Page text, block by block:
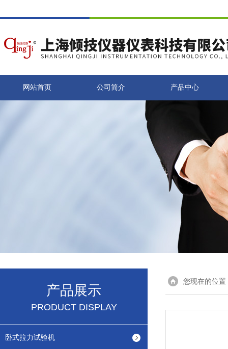
网站首页 公司简介 产品中心
产品展示
PRODUCT DISPLAY
卧式拉力试验机
您现在的位置